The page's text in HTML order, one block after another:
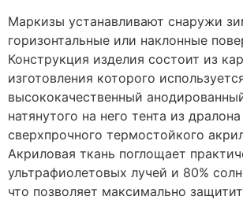
Маркизы устанавливают снаружи
горизонтальные или наклонные
Конструкция изделия состоит из
изготовления которого
высококачественный
натянутого на него тента из
сверхпрочного термостойкого
Акриловая ткань поглощает
ультрафиолетовых лучей и 80%
что позволяет максимально